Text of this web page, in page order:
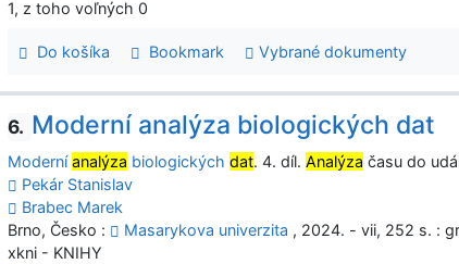
1, z toho voľných 0
Do košíka Bookmark Vybrané dokumenty
6. Moderní analýza biologických dat
Moderníanalýza biologickýchdat. 4. díl.Analýza času do
Pekár Stanislav
Brabec Marek
Brno, Česko :
Masarykova univerzita , 2024. - vii, 252 s. :
xkni - KNIHY